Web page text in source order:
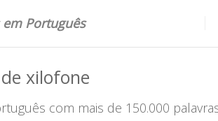
Português
xilofone
com mais de 150.000